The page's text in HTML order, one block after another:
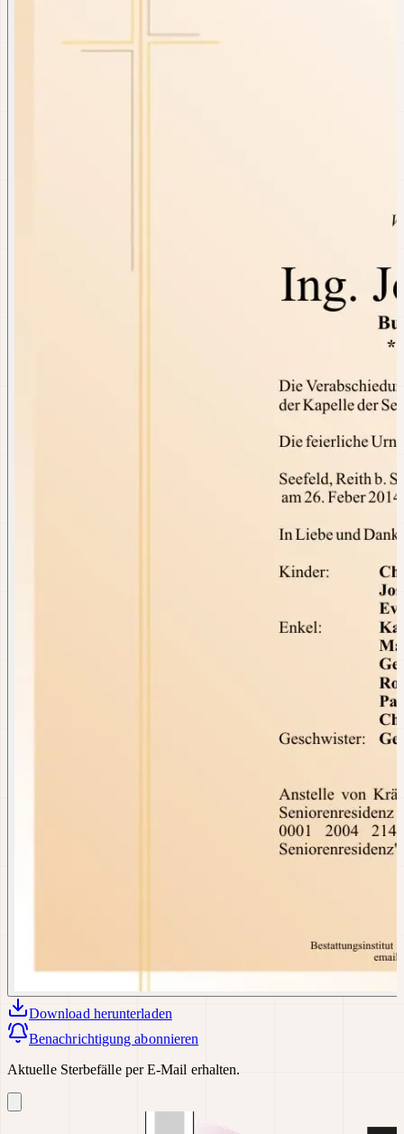
Download herunterladen
Benachrichtigung abonnieren
Aktuelle Sterbefälle per E-Mail erhalten.